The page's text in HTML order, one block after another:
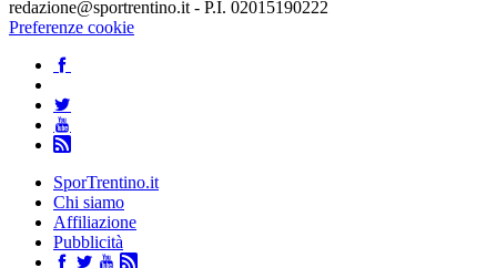
redazione@sportrentino.it - P.I. 02015190222
Preferenze cookie
SporTrentino.it
Chi siamo
Affiliazione
Pubblicità